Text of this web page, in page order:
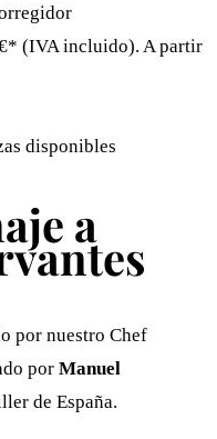
(IVA incluido). A partir
disponibles
a
por nuestro Chef
por Manuel
de España.